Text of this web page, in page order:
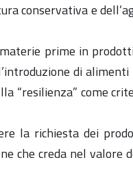
conservativa e
prime in
di
“resilienza” come
la richiesta dei
che creda nel valore